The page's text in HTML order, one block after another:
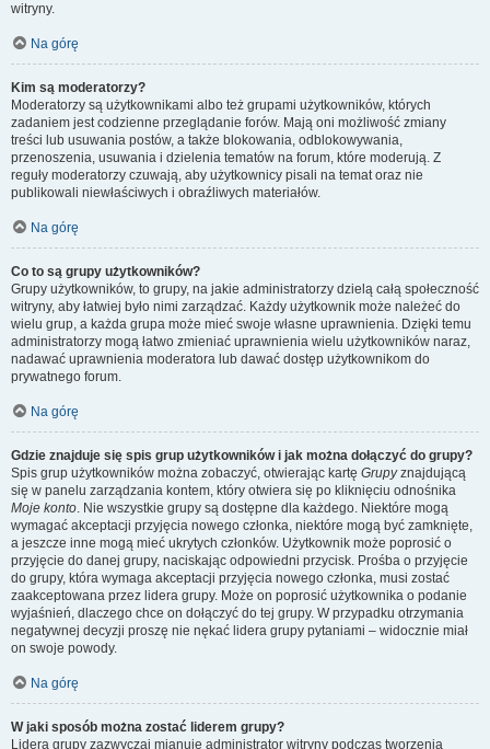
witryny.
Na górę
Kim są moderatorzy?
Moderatorzy są użytkownikami albo też grupami użytkowników, których
zadaniem jest codzienne przeglądanie forów. Mają oni możliwość zmiany
treści lub usuwania postów, a także blokowania, odblokowywania,
przenoszenia, usuwania i dzielenia tematów na forum, które moderują. Z
reguły moderatorzy czuwają, aby użytkownicy pisali na temat oraz nie
publikowali niewłaściwych i obraźliwych materiałów.
Na górę
Co to są grupy użytkowników?
Grupy użytkowników, to grupy, na jakie administratorzy dzielą całą społeczność
witryny, aby łatwiej było nimi zarządzać. Każdy użytkownik może należeć do
wielu grup, a każda grupa może mieć swoje własne uprawnienia. Dzięki temu
administratorzy mogą łatwo zmieniać uprawnienia wielu użytkowników naraz,
nadawać uprawnienia moderatora lub dawać dostęp użytkownikom do
prywatnego forum.
Na górę
Gdzie znajduje się spis grup użytkowników i jak można dołączyć do grupy?
Spis grup użytkowników można zobaczyć, otwierając kartę Grupyznajdującą
się w panelu zarządzania kontem, który otwiera się po kliknięciu odnośnika
Moje konto. Nie wszystkie grupy są dostępne dla każdego. Niektóre mogą
wymagać akceptacji przyjęcia nowego członka, niektóre mogą być zamknięte,
a jeszcze inne mogą mieć ukrytych członków. Użytkownik może poprosić o
przyjęcie do danej grupy, naciskając odpowiedni przycisk. Prośba o przyjęcie
do grupy, która wymaga akceptacji przyjęcia nowego członka, musi zostać
zaakceptowana przez lidera grupy. Może on poprosić użytkownika o podanie
wyjaśnień, dlaczego chce on dołączyć do tej grupy. W przypadku otrzymania
negatywnej decyzji proszę nie nękać lidera grupy pytaniami – widocznie miał
on swoje powody.
Na górę
W jaki sposób można zostać liderem grupy?
Lidera grupy zazwyczaj mianuje administrator witryny podczas tworzenia